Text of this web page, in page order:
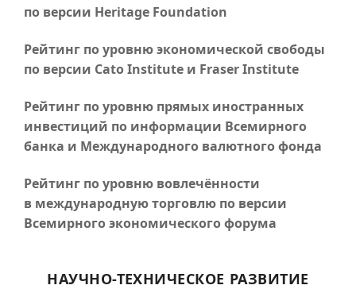
по версии Heritage Foundation
Рейтинг по уровню экономической свободы
по версии Cato Institute и Fraser Institute
Рейтинг по уровню прямых иностранных
инвестиций по информации Всемирного
банка и Международного валютного фонда
Рейтинг по уровню вовлечённости
в международную торговлю по версии
Всемирного экономического форума
НАУЧНО-ТЕХНИЧЕСКОЕ РАЗВИТИЕ